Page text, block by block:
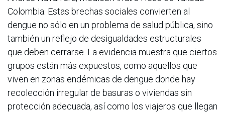
Colombia. Estas brechas sociales convierten al
dengue no sólo en un problema de salud pública, sino
también un reflejo de desigualdades estructurales
que deben cerrarse. La evidencia muestra que ciertos
grupos están más expuestos, como aquellos que
viven en zonas endémicas de dengue donde hay
recolección irregular de basuras o viviendas sin
protección adecuada, así como los viajeros que llegan